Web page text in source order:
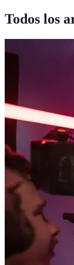
Todos los